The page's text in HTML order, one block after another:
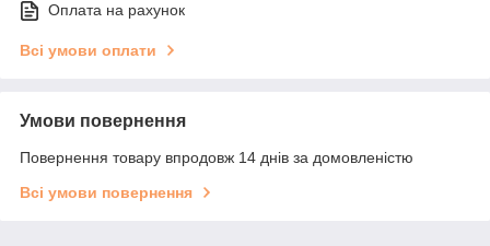
Оплата на рахунок
Всі умови оплати
Умови повернення
Повернення товару впродовж 14 днів за домовленістю
Всі умови повернення